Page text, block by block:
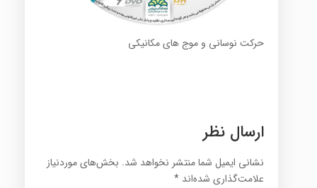
حرکت نوسانی و موج های مکانیکی
ارسال نظر
نشانی ایمیل شما منتشر نخواهد شد. بخش‌های موردنیاز
علامت‌گذاری شده‌اند *